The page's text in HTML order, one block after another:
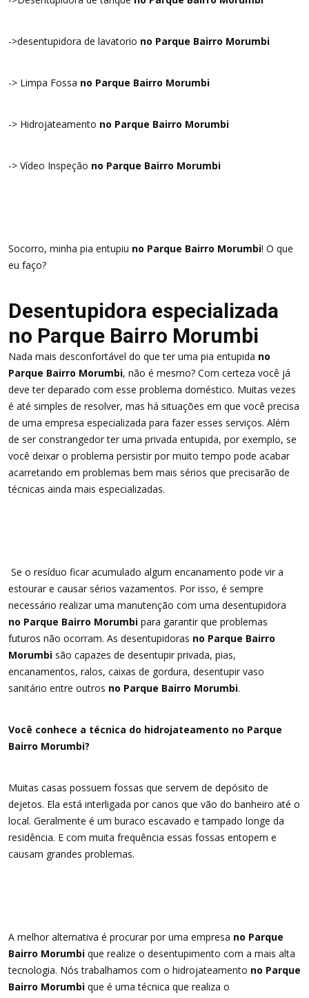
->desentupidora de lavatorio no Parque Bairro Morumbi
-> Limpa Fossa no Parque Bairro Morumbi
-> Hidrojateamento no Parque Bairro Morumbi
-> Vídeo Inspeção no Parque Bairro Morumbi
Socorro, minha pia entupiu no Parque Bairro Morumbi! O que
eu faço?
Desentupidora especializada
no Parque Bairro Morumbi
Nada mais desconfortável do que ter uma pia entupida no
Parque Bairro Morumbi, não é mesmo? Com certeza você já
deve ter deparado com esse problema doméstico. Muitas vezes
é até simples de resolver, mas há situações em que você precisa
de uma empresa especializada para fazer esses serviços. Além
de ser constrangedor ter uma privada entupida, por exemplo, se
você deixar o problema persistir por muito tempo pode acabar
acarretando em problemas bem mais sérios que precisarão de
técnicas ainda mais especializadas.
Se o resíduo ficar acumulado algum encanamento pode vir a
estourar e causar sérios vazamentos. Por isso, é sempre
necessário realizar uma manutenção com uma desentupidora
no Parque Bairro Morumbi para garantir que problemas
futuros não ocorram. As desentupidoras no Parque Bairro
Morumbi são capazes de desentupir privada, pias,
encanamentos, ralos, caixas de gordura, desentupir vaso
sanitário entre outros no Parque Bairro Morumbi.
Você conhece a técnica do hidrojateamento no Parque
Bairro Morumbi?
Muitas casas possuem fossas que servem de depósito de
dejetos. Ela está interligada por canos que vão do banheiro até o
local. Geralmente é um buraco escavado e tampado longe da
residência. E com muita frequência essas fossas entopem e
causam grandes problemas.
A melhor alternativa é procurar por uma empresa no Parque
Bairro Morumbi que realize o desentupimento com a mais alta
tecnologia. Nós trabalhamos com o hidrojateamento no Parque
Bairro Morumbi que é uma técnica que realiza o